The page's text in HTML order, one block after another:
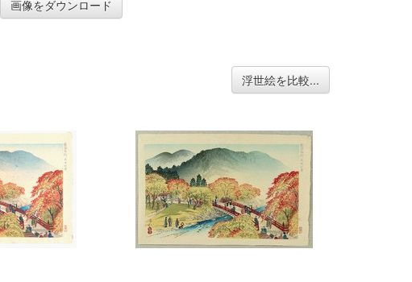
画像をダウンロード
浮世絵を比較...